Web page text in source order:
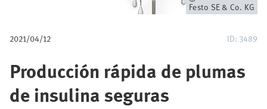
ó
Propietario
Festo SE & Co. KG
2021/04/12 ID: 3489
Producción rápida de plumas
de insulina seguras